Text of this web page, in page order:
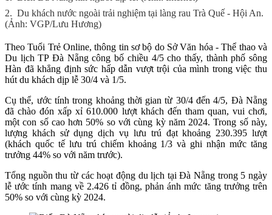
2. Du khách nước ngoài trải nghiệm tại làng rau Trà Quế - Hội An.
(Ảnh: VGP/Lưu Hương)
Theo Tuổi Trẻ Online, thông tin sơ bộ do Sở Văn hóa - Thể thao và
Du lịch TP Đà Nẵng công bố chiều 4/5 cho thấy, thành phố sông
Hàn đã khẳng định sức hấp dẫn vượt trội của mình trong việc thu
hút du khách dịp lễ 30/4 và 1/5.
Cụ thể, ước tính trong khoảng thời gian từ 30/4 đến 4/5, Đà Nẵng
đã chào đón xấp xỉ 610.000 lượt khách đến tham quan, vui chơi,
một con số cao hơn 50% so với cùng kỳ năm 2024. Trong số này,
lượng khách sử dụng dịch vụ lưu trú đạt khoảng 230.395 lượt
(khách quốc tế lưu trú chiếm khoảng 1/3 và ghi nhận mức tăng
trưởng 44% so với năm trước).
Tổng nguồn thu từ các hoạt động du lịch tại Đà Nẵng trong 5 ngày
lễ ước tính mang về 2.426 tỉ đồng, phản ánh mức tăng trưởng trên
50% so với cùng kỳ 2024.